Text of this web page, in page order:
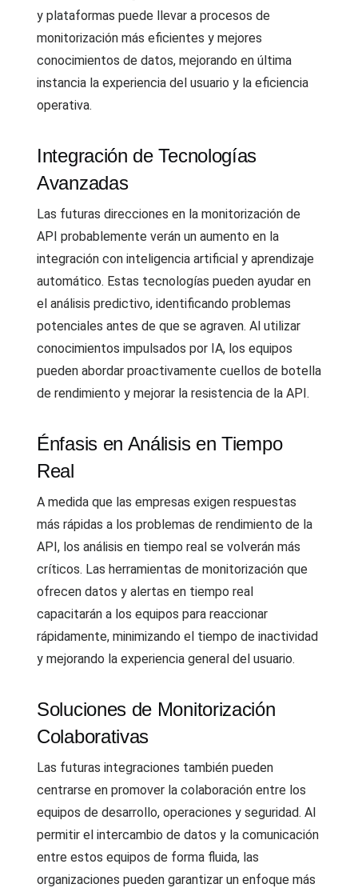
y plataformas puede llevar a procesos de
monitorización más eficientes y mejores
conocimientos de datos, mejorando en última
instancia la experiencia del usuario y la eficiencia
operativa.
Integración de Tecnologías
Avanzadas
Las futuras direcciones en la monitorización de
API probablemente verán un aumento en la
integración con inteligencia artificial y aprendizaje
automático. Estas tecnologías pueden ayudar en
el análisis predictivo, identificando problemas
potenciales antes de que se agraven. Al utilizar
conocimientos impulsados por IA, los equipos
pueden abordar proactivamente cuellos de botella
de rendimiento y mejorar la resistencia de la API.
Énfasis en Análisis en Tiempo
Real
A medida que las empresas exigen respuestas
más rápidas a los problemas de rendimiento de la
API, los análisis en tiempo real se volverán más
críticos. Las herramientas de monitorización que
ofrecen datos y alertas en tiempo real
capacitarán a los equipos para reaccionar
rápidamente, minimizando el tiempo de inactividad
y mejorando la experiencia general del usuario.
Soluciones de Monitorización
Colaborativas
Las futuras integraciones también pueden
centrarse en promover la colaboración entre los
equipos de desarrollo, operaciones y seguridad. Al
permitir el intercambio de datos y la comunicación
entre estos equipos de forma fluida, las
organizaciones pueden garantizar un enfoque más